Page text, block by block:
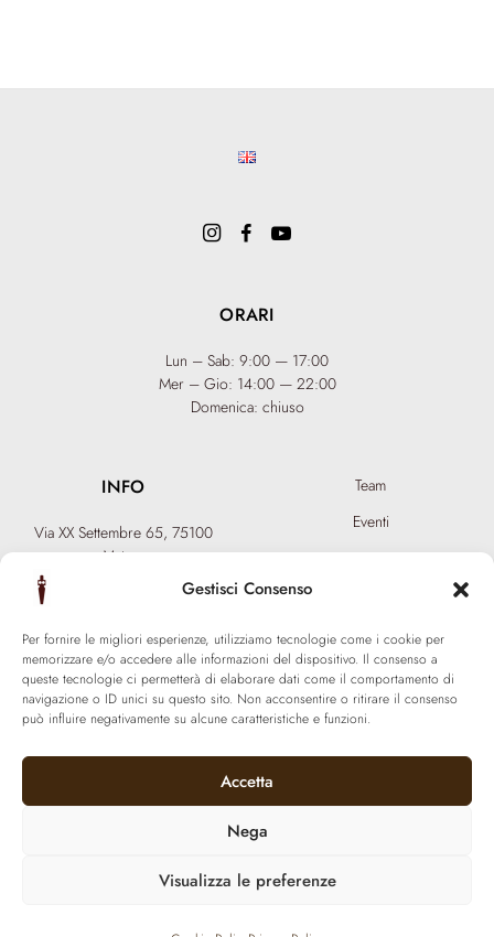
Gestisci Consenso
Per fornire le migliori esperienze, utilizziamo tecnologie come i cookie per
memorizzare e/o accedere alle informazioni del dispositivo. Il consenso a
queste tecnologie ci permetterà di elaborare dati come il comportamento di
navigazione o ID unici su questo sito. Non acconsentire o ritirare il consenso
può influire negativamente su alcune caratteristiche e funzioni.
Accetta
Nega
Visualizza le preferenze
INFO
Via XX Settembre 65, 75100
Matera
T: +39 0835 18 81 656
info@ferraronisignature.com
Team
Eventi
Diventa Hair Spa
Regala un’esperienza
Biotecnologia esclusiva
ORARI
Lun – Sab: 9:00 — 17:00
Mer – Gio: 14:00 — 22:00
Domenica: chiuso
© 2021 Ferraroni signature. All Rights Reserved.